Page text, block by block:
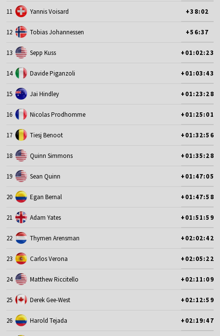
11 Yannis Voisard +38:02
12 Tobias Johannessen +56:37
13 Sepp Kuss +01:02:23
14 Davide Piganzoli +01:03:43
15 Jai Hindley +01:23:28
16 Nicolas Prodhomme +01:25:01
17 Tiesj Benoot +01:32:56
18 Quinn Simmons +01:35:28
19 Sean Quinn +01:47:05
20 Egan Bernal +01:47:58
21 Adam Yates +01:51:59
22 Thymen Arensman +02:02:42
23 Carlos Verona +02:05:22
24 Matthew Riccitello +02:11:09
25 Derek Gee-West +02:12:59
26 Harold Tejada +02:19:47